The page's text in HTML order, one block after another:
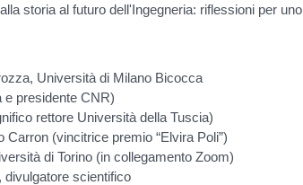
storia al futuro dell'Ingegneria: riflessioni per uno
Università di Milano Bicocca
presidente CNR)
rettore Università della Tuscia)
(vincitrice premio “Elvira Poli”)
di Torino (in collegamento Zoom)
scientifico